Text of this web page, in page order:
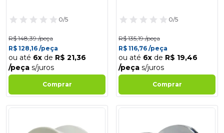
0/5
R$ 148,39 /peça
R$ 128,16 /peça
ou até 6x de R$ 21,36
/peça s/juros
Comprar
0/5
R$ 135,19 /peça
R$ 116,76 /peça
ou até 6x de R$ 19,46
/peça s/juros
Comprar